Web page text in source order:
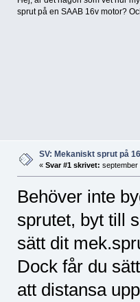
sprut på en SAAB 16v motor?
SV: Mekaniskt sprut på
« Svar #1 skrivet: september
Behöver inte
sprutet, byt till
sätt dit
Dock får du
att distansa